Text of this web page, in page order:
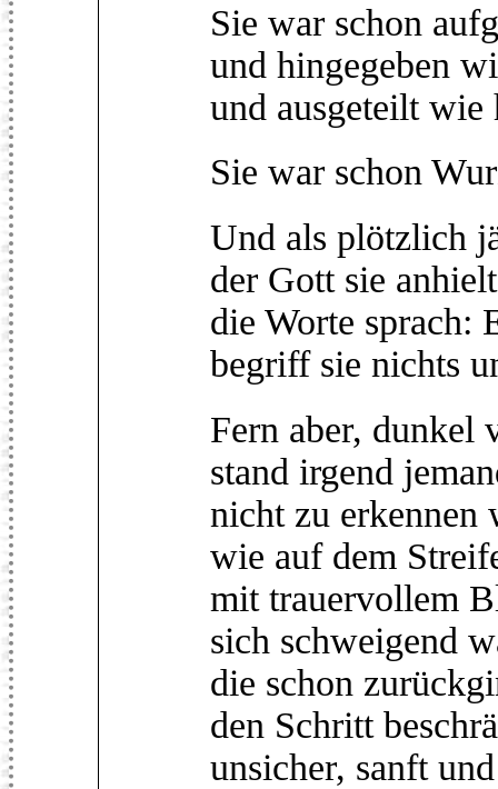
Sie war schon
und hingegeben
und ausgeteilt wie
Sie war schon
Und als plötzlich
der Gott sie
die Worte sprach:
begriff sie nichts
Fern aber, dunkel
stand irgend
nicht zu erkennen
wie auf dem
mit trauervollem
sich schweigend
die schon
den Schritt
unsicher, sanft